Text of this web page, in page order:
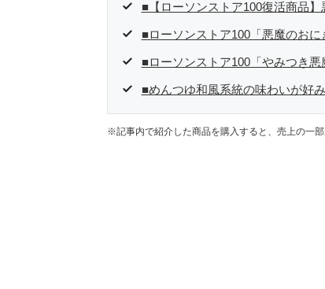
■【ローソンストア100復活商品
■ローソンストア100「悪魔のおに
■ローソンストア100「やみつき
■めんつゆ和風系統の味わいが好
※記事内で紹介した商品を購入すると、売上の一